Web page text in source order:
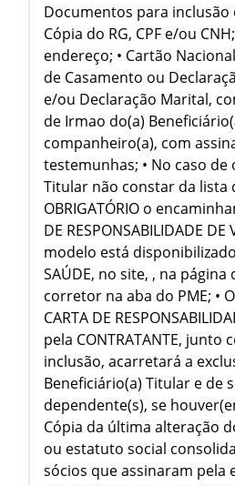
Documentos para inclusão
Cópia do RG, CPF e/ou
endereço; • Cartão
de Casamento ou
e/ou Declaração Marital,
de Irmao do(a)
companheiro(a), com
testemunhas; • No caso de
Titular não constar da lista
OBRIGATÓRIO o
DE RESPONSABILIDADE DE
modelo está
SAÚDE, no site, , na
corretor na aba do PME; •
CARTA DE
pela CONTRATANTE, junto
inclusão, acarretará a
Beneficiário(a) Titular e de
dependente(s), se
Cópia da última alteração
ou estatuto social
sócios que assinaram pela